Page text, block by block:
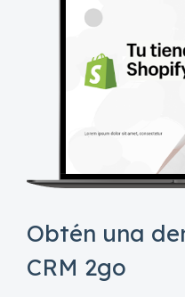
Obtén una
CRM 2go